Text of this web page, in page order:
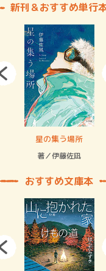
新刊＆おすすめ単行
星の集う場所
著／伊藤佐凪
おすすめ文庫本